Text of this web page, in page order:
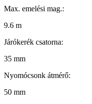
Max. emelési mag.:
9.6 m
Járókerék csatorna:
35 mm
Nyomócsonk átmérő:
50 mm